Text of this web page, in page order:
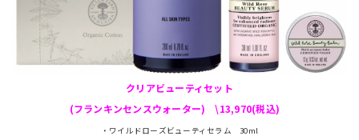
クリアビューティセット
(フランキンセンスウォーター) \13,970(税込)
・ワイルドローズビューティセラム 30ml